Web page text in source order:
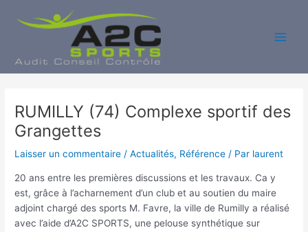
RUMILLY (74) Complexe sportif des
Grangettes
Laisser un commentaire /Actualités, Référence / Par laurent
20 ans entre les premières discussions et les travaux. Ca y
est, grâce à l’acharnement d’un club et au soutien du maire
adjoint chargé des sports M. Favre, la ville de Rumilly a réalisé
avec l’aide d’A2C SPORTS, une pelouse synthétique sur